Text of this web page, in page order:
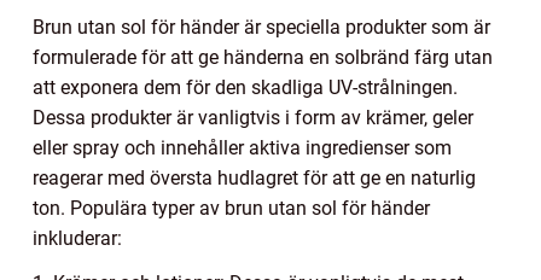
Brun utan sol för händer är speciella produkter som är
formulerade för att ge händerna en solbränd färg utan
att exponera dem för den skadliga UV-strålningen.
Dessa produkter är vanligtvis i form av krämer, geler
eller spray och innehåller aktiva ingredienser som
reagerar med översta hudlagret för att ge en naturlig
ton. Populära typer av brun utan sol för händer
inkluderar: